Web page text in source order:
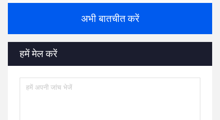
अभी बातचीत करें
हमें मेल करें